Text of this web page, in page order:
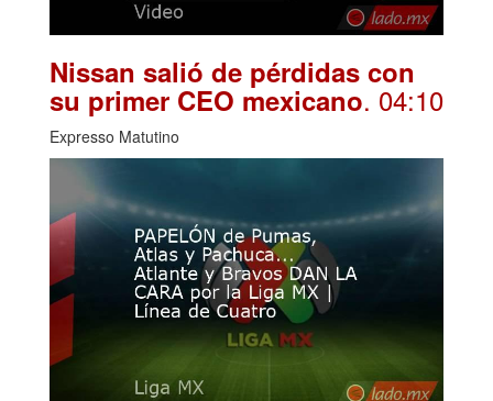
Nissan salió de pérdidas con
su primer CEO mexicano. 04:10
Expresso Matutino